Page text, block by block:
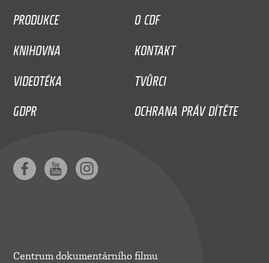
PRODUKCE
O CDF
KNIHOVNA
KONTAKT
VIDEOTÉKA
TVŮRCI
GDPR
OCHRANA PRÁV DÍTĚTE
Centrum dokumentárního filmu